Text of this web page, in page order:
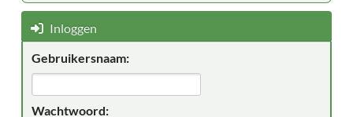
Inloggen
Gebruikersnaam:
Wachtwoord: